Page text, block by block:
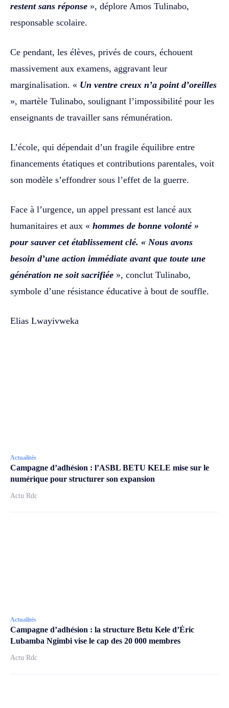
restent sans réponse », déplore Amos Tulinabo,
responsable scolaire.
Ce pendant, les élèves, privés de cours, échouent
massivement aux examens, aggravant leur
marginalisation. « Un ventre creux n’a point d’oreilles
», martèle Tulinabo, soulignant l’impossibilité pour les
enseignants de travailler sans rémunération.
L’école, qui dépendait d’un fragile équilibre entre
financements étatiques et contributions parentales, voit
son modèle s’effondrer sous l’effet de la guerre.
Face à l’urgence, un appel pressant est lancé aux
humanitaires et aux « hommes de bonne volonté »
pour sauver cet établissement clé. « Nous avons
besoin d’une action immédiate avant que toute une
génération ne soit sacrifiée », conclut Tulinabo,
symbole d’une résistance éducative à bout de souffle.
Elias Lwayivweka
Actualités
Campagne d’adhésion : l’ASBL BETU KELE mise sur le
numérique pour structurer son expansion
Actu Rdc
Actualités
Campagne d’adhésion : la structure Betu Kele d’Éric
Lubamba Ngimbi vise le cap des 20 000 membres
Actu Rdc